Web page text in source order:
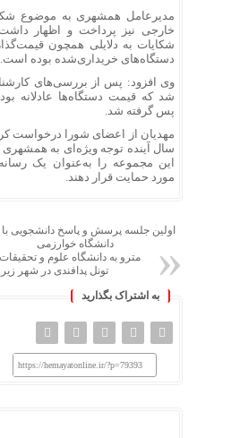
مدیرعامل همشهری به موضوع
خارجی نیز پرداخت و اظهار
شکایات به دلایلی همچون
دستگاه‌های خریداری‌شده بوده است.
وی افزود: پس از بررسی‌های
شد که قیمت دستگاه‌ها عادلانه
پس گرفته شد.
مهدیان از اعضای شورا درخواست
سال آینده توجه ویژه‌ای به همشهری
این مجموعه را به‌عنوان یک
مورد حمایت قرار دهند.
اولین جلسه پرسش و پاسخ دانشجویی
دانشگاه خوارزمی
مترو به دانشگاه علوم و
تونل پدافندی در شهر
به اشتراک بگذارید
https://hemayatonline.ir/?p=79393